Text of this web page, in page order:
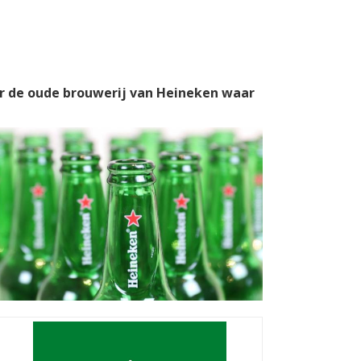
oude brouwerij van Heineken waar